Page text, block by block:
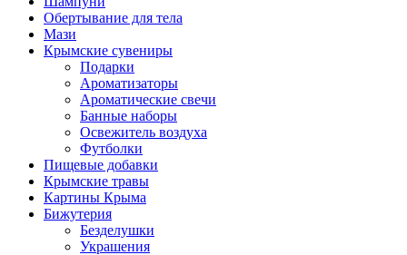
Обертывание для тела
Мази
Крымские сувениры
Подарки
Ароматизаторы
Ароматические свечи
Банные наборы
Освежитель воздуха
Футболки
Пищевые добавки
Крымские травы
Картины Крыма
Бижутерия
Безделушки
Украшения